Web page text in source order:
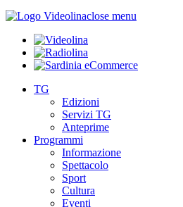
close menu
TG
Edizioni
Servizi TG
Anteprime
Programmi
Informazione
Spettacolo
Sport
Cultura
Eventi